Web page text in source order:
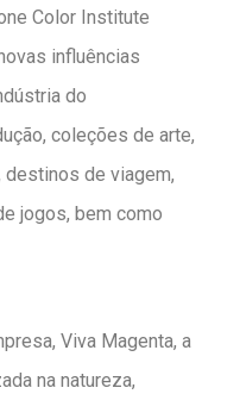
Color Institute
influências
do
coleções de arte,
de viagem,
jogos, bem como
Viva Magenta, a
na natureza,